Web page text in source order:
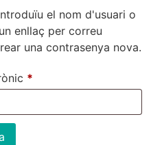
el nom d'usuari o
enllaç per correu
una contrasenya nova.
*